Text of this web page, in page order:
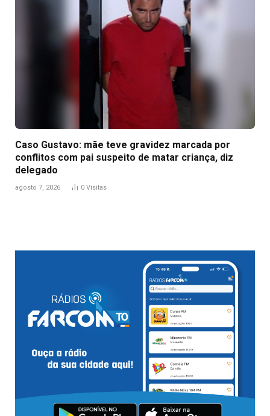
Caso Gustavo: mãe teve gravidez marcada por
conflitos com pai suspeito de matar criança, diz
delegado
agosto 7, 2026 0 Visitas